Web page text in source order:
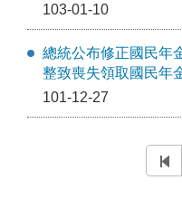
103-01-10
總統公布修正國民年
整致喪失領取國民年
101-12-27